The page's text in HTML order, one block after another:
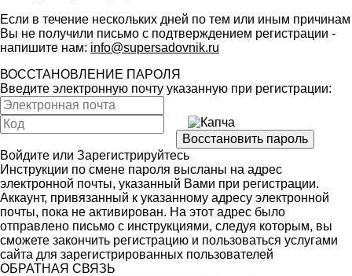
Если в течение нескольких дней по тем или иным причинам
Вы не получили письмо с подтверждением регистрации -
напишите нам: info@supersadovnik.ru
ВОССТАНОВЛЕНИЕ ПАРОЛЯ
Введите электронную почту указанную при регистрации:
Войдите или Зарегистрируйтесь
Инструкции по смене пароля высланы на адрес
электронной почты, указанный Вами при регистрации.
Аккаунт, привязанный к указанному адресу электронной
почты, пока не активирован. На этот адрес было
отправлено письмо с инструкциями, следуя которым, вы
сможете закончить регистрацию и пользоваться услугами
сайта для зарегистрированных пользователей
ОБРАТНАЯ СВЯЗЬ